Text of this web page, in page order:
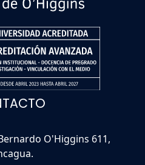
O'Higgins 611,